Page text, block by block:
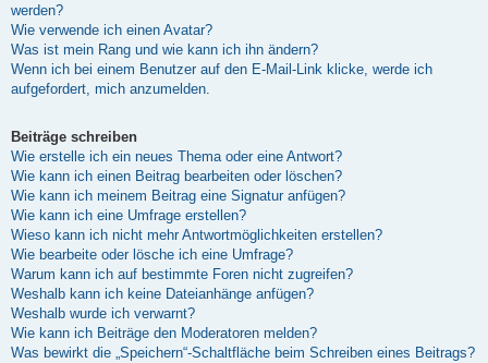
werden?
Wie verwende ich einen Avatar?
Was ist mein Rang und wie kann ich ihn ändern?
Wenn ich bei einem Benutzer auf den E-Mail-Link klicke, werde ich
aufgefordert, mich anzumelden.
Beiträge schreiben
Wie erstelle ich ein neues Thema oder eine Antwort?
Wie kann ich einen Beitrag bearbeiten oder löschen?
Wie kann ich meinem Beitrag eine Signatur anfügen?
Wie kann ich eine Umfrage erstellen?
Wieso kann ich nicht mehr Antwortmöglichkeiten erstellen?
Wie bearbeite oder lösche ich eine Umfrage?
Warum kann ich auf bestimmte Foren nicht zugreifen?
Weshalb kann ich keine Dateianhänge anfügen?
Weshalb wurde ich verwarnt?
Wie kann ich Beiträge den Moderatoren melden?
Was bewirkt die „Speichern“-Schaltfläche beim Schreiben eines Beitrags?